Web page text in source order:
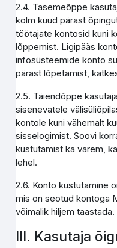
2.4. Tasemeõppe
kolm kuud pärast
töötajate kontosid kuni
lõppemist. Ligipääs
infosüsteemide konto
pärast lõpetamist,
2.5. Täiendõppe
sisenevatele
kontole kuni vähemalt
sisselogimist. Soovi
kustutamist ka varem,
lehel.
2.6. Konto kustutamine
mis on seotud kontoga
võimalik hiljem taastada.
III. Kasutaja